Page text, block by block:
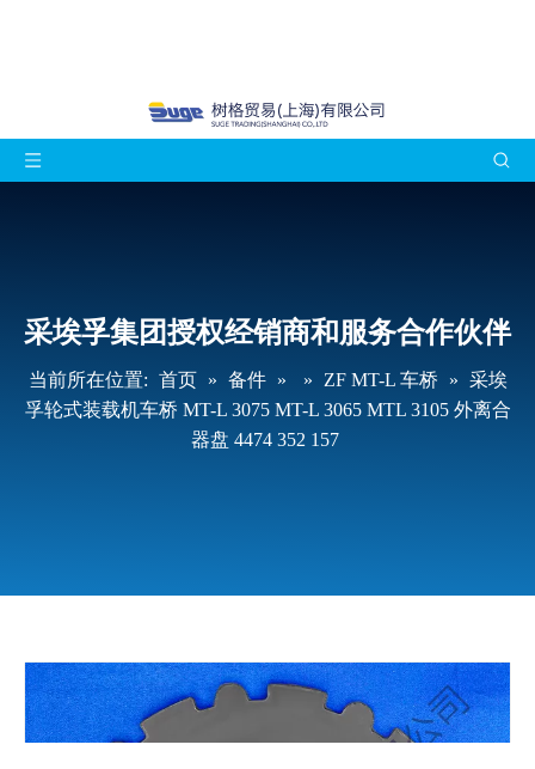
采埃孚集团授权经销商和服务合作伙伴
当前所在位置: 首页 » 备件 » » ZF MT-L 车桥 » 采埃
孚轮式装载机车桥 MT-L 3075 MT-L 3065 MTL 3105 外离合
器盘 4474 352 157